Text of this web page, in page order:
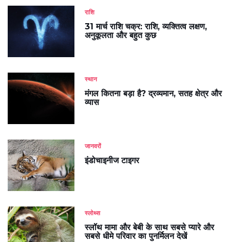
राशि
31 मार्च राशि चक्र: राशि, व्यक्तित्व लक्षण,
अनुकूलता और बहुत कुछ
स्थान
मंगल कितना बड़ा है? द्रव्यमान, सतह क्षेत्र और
व्यास
जानवरों
इंडोचाइनीज टाइगर
स्लोथ्स
स्लॉथ मामा और बेबी के साथ सबसे प्यारे और
सबसे धीमे परिवार का पुनर्मिलन देखें